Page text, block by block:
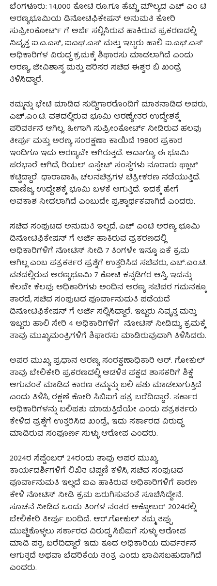
ಬೆಂಗಳೂರು: 14,000 ಕೋಟಿ ರೂ.ಗೂ ಹೆಚ್ಚು ಮೌಲ್ಯದ ಎಚ್ ಎಂ ಟಿ
ಅರಣ್ಯಭೂಮಿಯ ಡಿನೋಟಿಫಿಕೇಷನ್ ಅನುಮತಿ ಕೋರಿ
ಸುಪ್ರೀಂಕೋರ್ಟ್ ಗೆ ಅರ್ಜಿ ಸಲ್ಲಿಸಿರುವ ಹಾಕಿರುವ ಪ್ರಕರಣದಲ್ಲಿ
ನಿವೃತ್ತ ಐ.ಎ.ಎಸ್, ಐಎಫ್.ಎಸ್ ಮತ್ತು ಇಬ್ಬರು ಹಾಲಿ ಐ.ಎಫ್.ಎಸ್
ಅಧಿಕಾರಿಗಳ ವಿರುದ್ಧ ಕ್ರಮಕ್ಕೆ ಶಿಫಾರಸು ಮಾಡಲಾಗಿದೆ ಎಂದು
ಅರಣ್ಯ, ಜೀವಿಶಾಸ್ತ್ರ ಮತ್ತು ಪರಿಸರ ಸಚಿವ ಈಶ್ವರ ಬಿ ಖಂಡ್ರೆ
ತಿಳಿಸಿದ್ದಾರೆ.
ತಮ್ಮನ್ನು ಭೇಟಿ ಮಾಡಿದ ಸುದ್ದಿಗಾರರೊಂದಿಗೆ ಮಾತನಾಡಿದ ಅವರು,
ಎಚ್.ಎಂ.ಟಿ. ವಶದಲ್ಲಿರುವ ಭೂಮಿ ಅರಣ್ಯೇತರ ಉದ್ದೇಶಕ್ಕೆ
ಪರಿವರ್ತನೆ ಆಗಿಲ್ಲ. ಹೀಗಾಗಿ ಸುಪ್ರೀಂಕೋರ್ಟ್ ನೀಡಿರುವ ಹಲವು
ತೀರ್ಪು ಮತ್ತು ಅರಣ್ಯ ಸಂರಕ್ಷಣಾ ಕಾಯಿದೆ 1980ರ ಪ್ರಕಾರ
ಇಂದಿಗೂ ಇದು ಅರಣ್ಯವೇ ಆಗಿರುತ್ತದೆ. ಆದಾಗ್ಯೂ ಈ ಭೂಮಿ
ಪರಭಾರೆ ಆಗಿದೆ, ರಿಯಲ್ ಎಸ್ಟೇಟ್ ಸಂಸ್ಥೆಗಳು ನೂರಾರು ಫ್ಲಾಟ್
ಕಟ್ಟಿದ್ದಾರೆ. ಧಾರಾವಾಹಿ, ಚಲನಚಿತ್ರಗಳ ಚಿತ್ರೀಕರಣ ನಡೆಯುತ್ತಿದೆ.
ವಾಣಿಜ್ಯ ಉದ್ದೇಶಕ್ಕೆ ಭೂಮಿ ಬಳಕೆ ಆಗುತ್ತಿದೆ. ಇದಕ್ಕೆ ಹೇಗೆ
ಅವಕಾಶ ನೀಡಲಾಗಿದೆ ಎಂಬುದೇ ಪ್ರಶ್ನಾರ್ಥಕವಾಗಿದೆ ಎಂದರು.
ಸಚಿವ ಸಂಪುಟದ ಅನುಮತಿ ಇಲ್ಲದೆ, ಎಚ್ ಎಂಟಿ ಅರಣ್ಯ ಭೂಮಿ
ಡಿನೋಟಿಫಿಕೇಷನ್ ಗೆ ಅರ್ಜಿ ಹಾಕಿರುವ ಪ್ರಕರಣದಲ್ಲಿ
ಅಧಿಕಾರಿಗಳಿಗೆ ನೋಟಿಸ್ ನೀಡಿ 7 ತಿಂಗಳೇ ಇನ್ನೂ ಏಕೆ ಕ್ರಮ
ಆಗಿಲ್ಲ ಎಂಬ ಪತ್ರಕರ್ತರ ಪ್ರಶ್ನೆಗೆ ಉತ್ತರಿಸಿದ ಸಚಿವರು, ಎಚ್.ಎಂ.ಟಿ.
ವಶದಲ್ಲಿರುವ ಅರಣ್ಯಭೂಮಿ 7 ಕೋಟಿ ಕನ್ನಡಿಗರ ಆಸ್ತಿ, ಇದನ್ನು
ಕೆಲವೇ ಕೆಲವು ಅಧಿಕಾರಿಗಳು ಅಂದಿನ ಅರಣ್ಯ ಸಚಿವರ ಗಮನಕ್ಕೂ
ತಾರದೆ, ಸಚಿವ ಸಂಪುಟದ ಪೂರ್ವಾನುಮತಿ ಪಡೆಯದೆ
ಡಿನೋಟಿಫಿಕೇಷನ್ ಗೆ ಅರ್ಜಿ ಸಲ್ಲಿಸಿದ್ದಾರೆ. ಇಬ್ಬರು ನಿವೃತ್ತ ಮತ್ತು
ಇಬ್ಬರು ಹಾಲಿ ಸೇರಿ 4 ಅಧಿಕಾರಿಗಳಿಗೆ ನೋಟಿಸ್ ನೀಡಿದ್ದು, ಕ್ರಮಕ್ಕೆ
ತಾವು ಮುಖ್ಯಮಂತ್ರಿಗಳಿಗೆ ಶಿಫಾರಸು ಮಾಡಿರುವುದಾಗಿ ತಿಳಿಸಿದರು.
ಅಪರ ಮುಖ್ಯ ಪ್ರಧಾನ ಅರಣ್ಯ ಸಂರಕ್ಷಣಾಧಿಕಾರಿ ಆರ್. ಗೋಕುಲ್
ತಾವು ಬೇಲಿಕೇರಿ ಪ್ರಕರಣದಲ್ಲಿ ಆಡಳಿತ ಪಕ್ಷದ ಶಾಸಕರಿಗೆ ಶಿಕ್ಷೆ
ಆಗುವಂತೆ ಮಾಡಿದ ಕಾರಣ ತಮ್ಮನ್ನು ಬಲಿ ಪಶು ಮಾಡಲಾಗುತ್ತಿದೆ
ಎಂದು ತಿಳಿಸಿ, ರಕ್ಷಣೆ ಕೋರಿ ಸಿಬಿಐಗೆ ಪತ್ರ ಬರೆದಿದ್ದಾರೆ. ಸರ್ಕಾರ
ಅಧಿಕಾರಿಗಳನ್ನು ಬಲಿಪಶು ಮಾಡುತ್ತಿದೆಯೇ ಎಂದು ಪತ್ರಕರ್ತರು
ಕೇಳಿದ ಪ್ರಶ್ನೆಗೆ ಉತ್ತರಿಸಿದ ಖಂಡ್ರೆ, ಇದು ಸರ್ಕಾರದ ವಿರುದ್ಧ
ಮಾಡಿರುವ ಸಂಪೂರ್ಣ ಸುಳ್ಳು ಆರೋಪ ಎಂದರು.
2024ರ ಸೆಪ್ಟೆಂಬರ್ 24ರಂದು ತಾವು ಅಪರ ಮುಖ್ಯ
ಕಾರ್ಯದರ್ಶಿಗಳಿಗೆ ಲಿಖಿತ ಟಿಪ್ಪಣಿ ಕಳಿಸಿ, ಸಚಿವ ಸಂಪುಟದ
ಪೂರ್ವಾನುಮತಿ ಇಲ್ಲದೆ ಐಎ ಹಾಕಿರುವ ಅಧಿಕಾರಿಗಳಿಗೆ ಕಾರಣ
ಕೇಳಿ ನೋಟಿಸ್ ನೀಡಿ ಕ್ರಮ ಜರುಗಿಸುವಂತೆ ಸೂಚಿಸಿದ್ದೇನೆ.
ಸೂಚನೆ ನೀಡಿದ ಒಂದು ತಿಂಗಳ ನಂತರ ಅಕ್ಟೋಬರ್ 2024ರಲ್ಲಿ
ಬೇಲಿಕೇರಿ ತೀರ್ಪು ಬಂದಿದೆ. ಆರ್.ಗೋಕುಲ್ ತಮ್ಮ ತಪ್ಪು
ಮುಚ್ಚಿಕೊಳ್ಳಲು ಸರ್ಕಾರದ ವಿರುದ್ಧ ಸಿಬಿಐಗೆ ಸುಳ್ಳು ಆರೋಪ
ಮಾಡಿ ಪತ್ರ ಬರೆದಿದ್ದಾರೆ ಇದು ಕೂಡ ಅಧಿಕಾರಿಯ ದುರ್ವರ್ತನೆ
ಆಗುತ್ತದೆ ಅಥವಾ ಬೆದರಿಕೆಯ ತಂತ್ರ ಎಂದು ಭಾವಿಸಬಹುದಾಗಿದೆ
ಎಂದರು.